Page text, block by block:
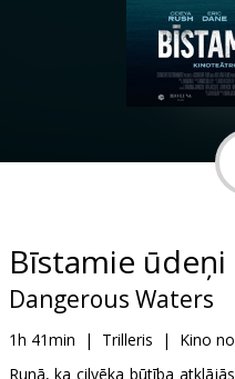
B2B
Kino
Bīstamie ūdeņi
Dangerous Waters
1h 41min | Trilleris | Kino
Runā, ka cilvēka būtība